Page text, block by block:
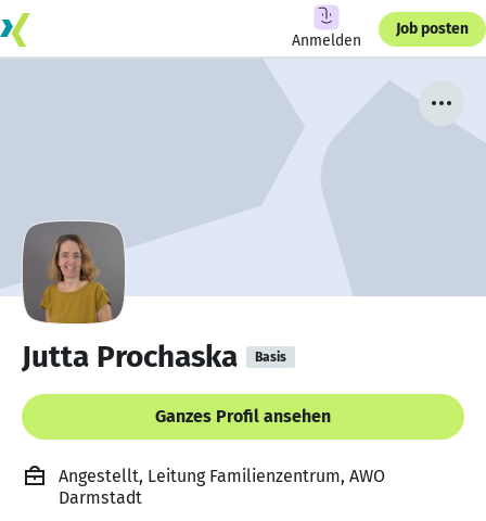
Anmelden
Job posten
Jutta Prochaska Basis
Ganzes Profil ansehen
Angestellt, Leitung Familienzentrum, AWO
Darmstadt